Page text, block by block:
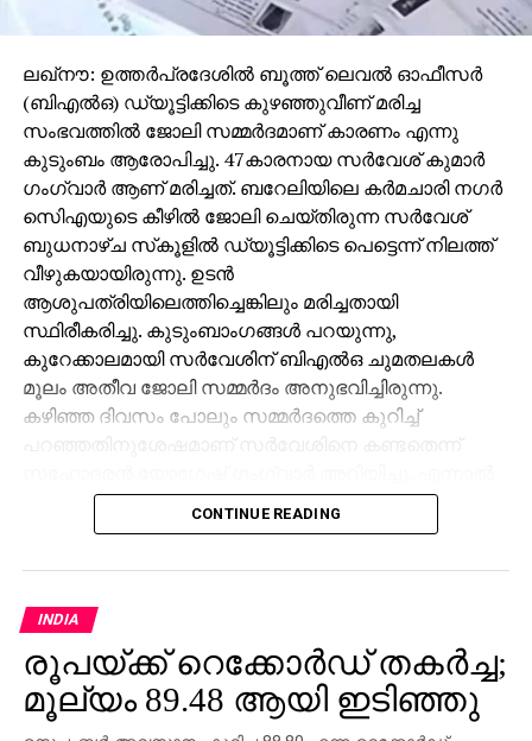
ലഖ്‌നൗ: ഉത്തര്‍പ്രദേശില്‍ ബൂത്ത് ലെവല്‍ ഓഫീസര്‍
(ബിഎല്‍ഒ) ഡ്യൂട്ടിക്കിടെ കുഴഞ്ഞുവീണ് മരിച്ച
സംഭവത്തില്‍ ജോലി സമ്മര്‍ദമാണ് കാരണം എന്നു
കുടുംബം ആരോപിച്ചു. 47കാരനായ സര്‍വേശ് കുമാര്‍
ഗംഗ്വാര്‍ ആണ് മരിച്ചത്. ബറേലിയിലെ കര്‍മചാരി നഗര്‍
സിെഎയുടെ കീഴില്‍ ജോലി ചെയ്തിരുന്ന സര്‍വേശ്
ബുധനാഴ്ച സ്‌കൂളില്‍ ഡ്യൂട്ടിക്കിടെ പെട്ടെന്ന് നിലത്ത്
വീഴുകയായിരുന്നു. ഉടന്‍
ആശുപത്രിയിലെത്തിച്ചെങ്കിലും മരിച്ചതായി
സ്ഥിരീകരിച്ചു. കുടുംബാംഗങ്ങള്‍ പറയുന്നു,
കുറേക്കാലമായി സര്‍വേശിന് ബിഎല്‍ഒ ചുമതലകള്‍
മൂലം അതീവ ജോലി സമ്മര്‍ദം അനുഭവിച്ചിരുന്നു.
കഴിഞ്ഞ ദിവസം പോലും സമ്മര്‍ദത്തെ കുറിച്ച്
ജോലി സമ്മര്‍ദമാണ് മരണകാരണമെന്ന് കുടുംബം
ആരോപിച്ചിട്ടും അത് ജില്ലാ ഭരണകൂടം നിഷേധിച്ചു.
ജോലിസമ്മര്‍ദം കണ്ടെത്താനായിട്ടില്ലെന്നുമാണ്
എസ്ഡിഎം പ്രമോദ് കുമാര്‍ പറഞ്ഞത്. മരണവുമായി
ബന്ധപ്പെട്ട കൂടുതല്‍ റിപ്പോര്‍ട്ടുകള്‍ ശേഖരിക്കാനായി
അന്വേഷണം തുടരുകയാണ്.
CONTINUE READING
INDIA
രൂപയ്ക്ക് റെക്കോര്‍ഡ് തകര്‍ച്ച;
മൂല്യം 89.48 ആയി ഇടിഞ്ഞു